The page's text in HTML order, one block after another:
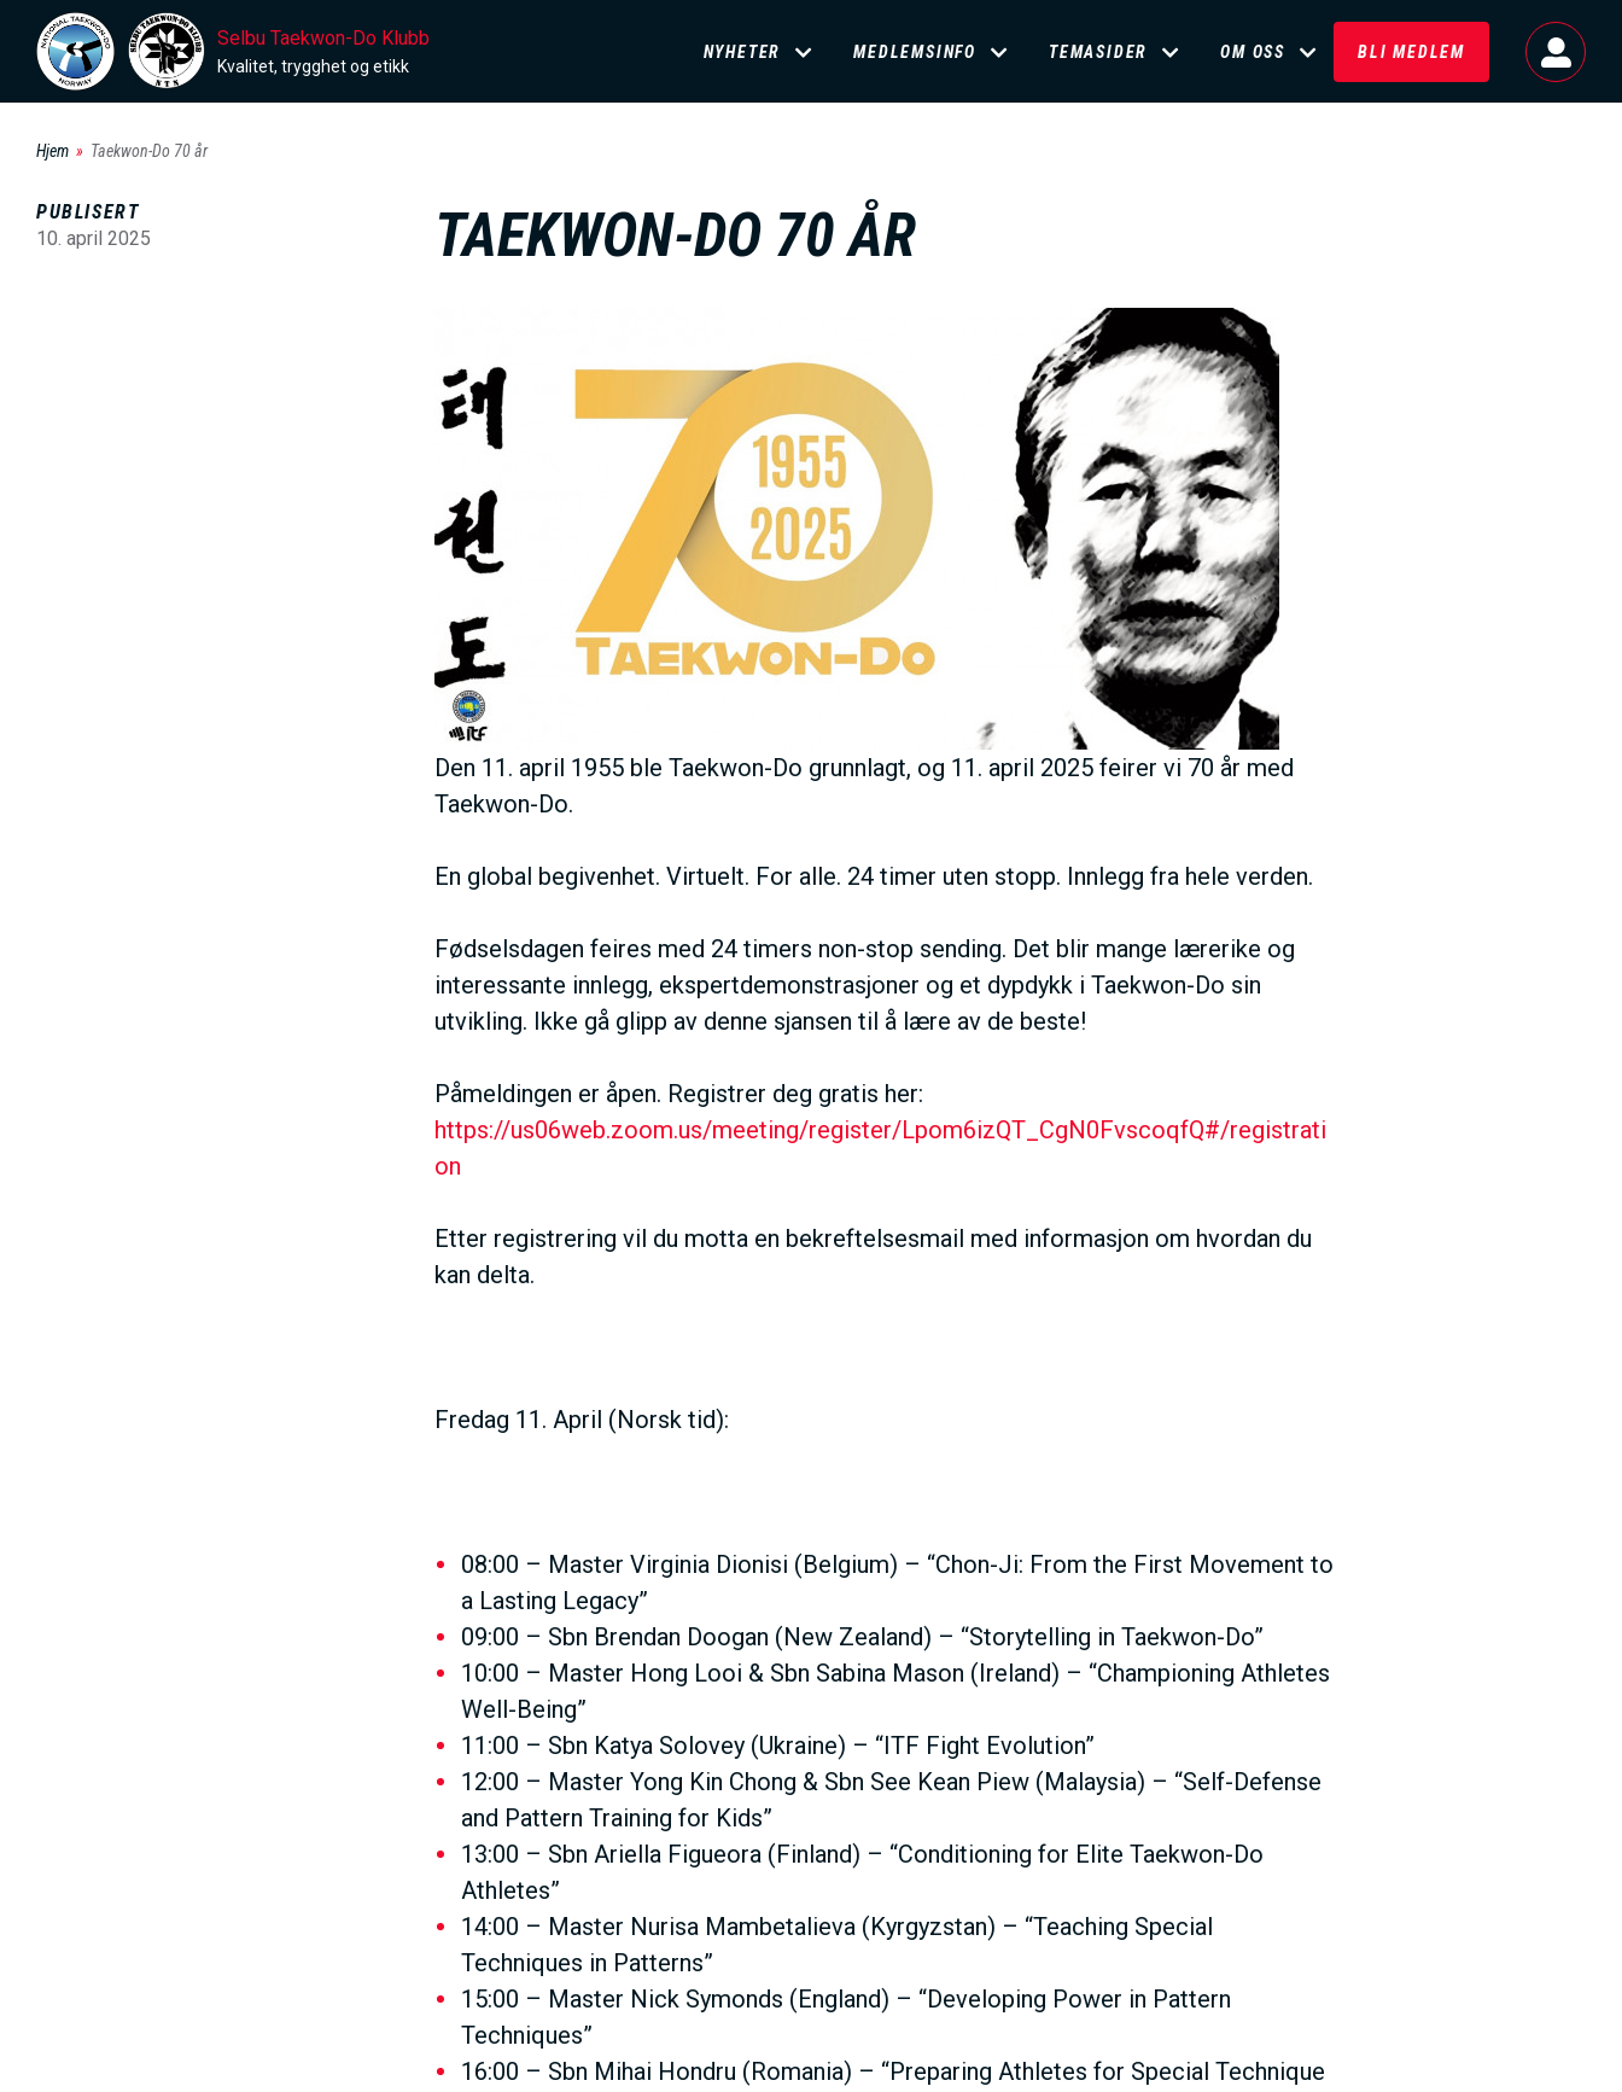
Selbu Taekwon-Do Klubb
Kvalitet, trygghet og etikk
D
M
A
N
M
E
N
S
A
C
T
I
V
E
M
I
N
M
E
N
U
NYHETER MEDLEMSINFO TEMASIDER OM OSS BLI MEDLEM
Hjem Taekwon-Do 70 år
TAEKWON-DO 70 ÅR
PUBLISERT
10. april 2025
d
Den 11. april 1955 ble Taekwon-Do grunnlagt, og 11. april 2025 feirer vi 70 år med
Taekwon-Do.
En global begivenhet. Virtuelt. For alle. 24 timer uten stopp. Innlegg fra hele verden.
Fødselsdagen feires med 24 timers non-stop sending. Det blir mange lærerike og
interessante innlegg, ekspertdemonstrasjoner og et dypdykk i Taekwon-Do sin
utvikling. Ikke gå glipp av denne sjansen til å lære av de beste!
Påmeldingen er åpen. Registrer deg gratis her:
https://us06web.zoom.us/meeting/register/Lpom6izQT_CgN0FvscoqfQ#/registrati
on
Etter registrering vil du motta en bekreftelsesmail med informasjon om hvordan du
kan delta.
Fredag 11. April (Norsk tid):
08:00 – Master Virginia Dionisi (Belgium) – “Chon-Ji: From the First Movement to
a Lasting Legacy”
09:00 – Sbn Brendan Doogan (New Zealand) – “Storytelling in Taekwon-Do”
10:00 – Master Hong Looi & Sbn Sabina Mason (Ireland) – “Championing Athletes
Well-Being”
11:00 – Sbn Katya Solovey (Ukraine) – “ITF Fight Evolution”
12:00 – Master Yong Kin Chong & Sbn See Kean Piew (Malaysia) – “Self-Defense
and Pattern Training for Kids”
13:00 – Sbn Ariella Figueora (Finland) – “Conditioning for Elite Taekwon-Do
Athletes”
14:00 – Master Nurisa Mambetalieva (Kyrgyzstan) – “Teaching Special
Techniques in Patterns”
15:00 – Master Nick Symonds (England) – “Developing Power in Pattern
Techniques”
16:00 – Sbn Mihai Hondru (Romania) – “Preparing Athletes for Special Technique